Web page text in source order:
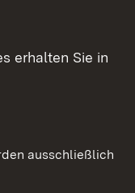
erhalten Sie in
ausschließlich